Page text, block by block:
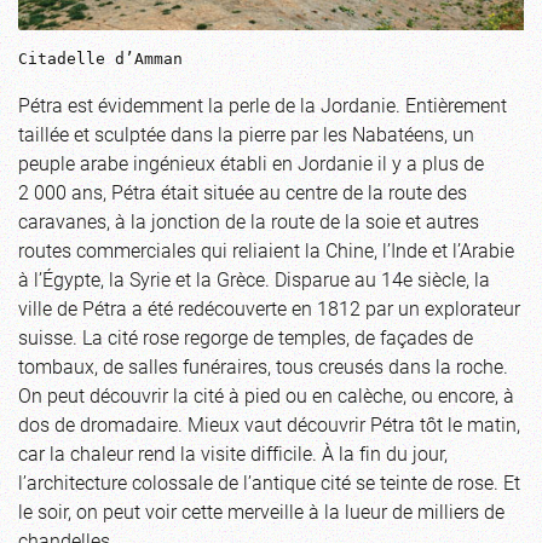
Citadelle d’Amman
Pétra est évidemment la perle de la Jordanie. Entièrement
taillée et sculptée dans la pierre par les Nabatéens, un
peuple arabe ingénieux établi en Jordanie il y a plus de
2 000 ans, Pétra était située au centre de la route des
caravanes, à la jonction de la route de la soie et autres
routes commerciales qui reliaient la Chine, l’Inde et l’Arabie
à l’Égypte, la Syrie et la Grèce. Disparue au 14e siècle, la
ville de Pétra a été redécouverte en 1812 par un explorateur
suisse. La cité rose regorge de temples, de façades de
tombaux, de salles funéraires, tous creusés dans la roche.
On peut découvrir la cité à pied ou en calèche, ou encore, à
dos de dromadaire. Mieux vaut découvrir Pétra tôt le matin,
car la chaleur rend la visite difficile. À la fin du jour,
l’architecture colossale de l’antique cité se teinte de rose. Et
le soir, on peut voir cette merveille à la lueur de milliers de